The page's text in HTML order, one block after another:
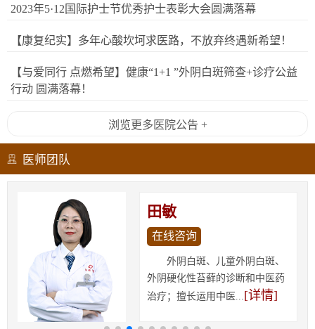
2023年5·12国际护士节优秀护士表彰大会圆满落幕
【康复纪实】多年心酸坎坷求医路，不放弃终遇新希望！
【与爱同行 点燃希望】健康“1+1 ”外阴白斑筛查+诊疗公益
行动 圆满落幕！
浏览更多医院公告 +
医师团队
田敏
在线咨询
外阴白斑、儿童外阴白斑、
外阴硬化性苔藓的诊断和中医药
治疗；擅长运用中医...[详情]